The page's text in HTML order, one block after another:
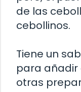
de las
cebollinos.
Tiene un
para añadir
otras